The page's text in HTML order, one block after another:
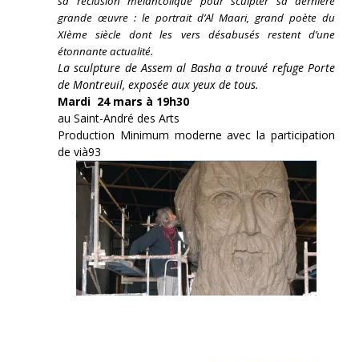
grande œuvre : le portrait d’Al Maari, grand poète du
XIème siècle dont les vers désabusés restent d’une
étonnante actualité.
La sculpture de Assem al Basha a trouvé refuge Porte
de Montreuil, exposée aux yeux de tous.
Mardi 24 mars à 19h30
au Saint-André des Arts
Production Minimum moderne avec la participation
de vià93